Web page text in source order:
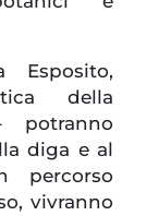
Esposito,
della
potranno
diga e al
percorso
vivranno